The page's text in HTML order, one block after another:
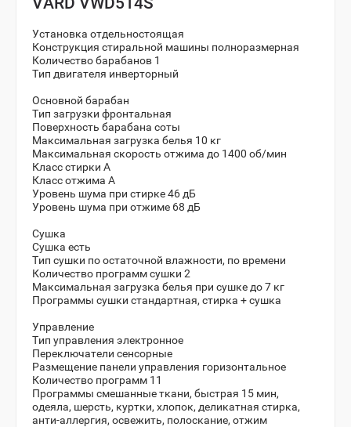
Установка отдельностоящая
Конструкция стиральной машины полноразмерная
Количество барабанов 1
Тип двигателя инверторный
Основной барабан
Тип загрузки фронтальная
Поверхность барабана соты
Максимальная загрузка белья 10 кг
Максимальная скорость отжима до 1400 об/мин
Класс стирки A
Класс отжима A
Уровень шума при стирке 46 дБ
Уровень шума при отжиме 68 дБ
Сушка
Сушка есть
Тип сушки по остаточной влажности, по времени
Количество программ сушки 2
Максимальная загрузка белья при сушке до 7 кг
Программы сушки стандартная, стирка + сушка
Управление
Тип управления электронное
Переключатели сенсорные
Размещение панели управления горизонтальное
Количество программ 11
Программы смешанные ткани, быстрая 15 мин,
одеяла, шерсть, куртки, хлопок, деликатная стирка,
анти-аллергия, освежить, полоскание, отжим